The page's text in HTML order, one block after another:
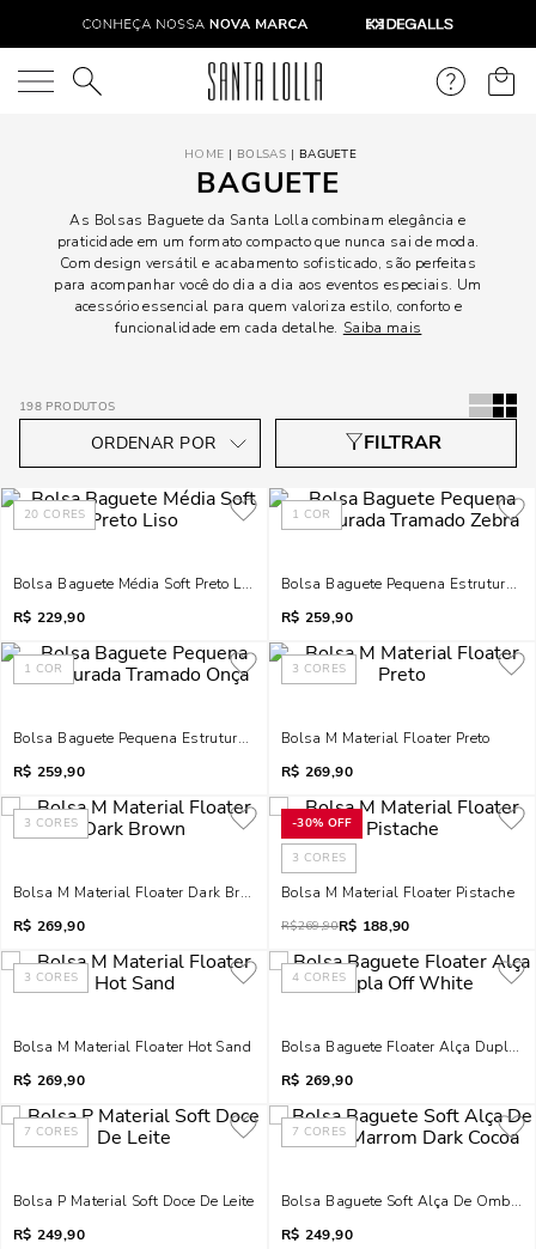
O que você está procurando?
BOLSAS BAGUETE
BAGUETE
As Bolsas Baguete da Santa Lolla combinam elegância e
praticidade em um formato compacto que nunca sai de moda.
Com design versátil e acabamento sofisticado, são perfeitas
para acompanhar você do dia a dia aos eventos especiais. Um
acessório essencial para quem valoriza estilo, conforto e
funcionalidade em cada detalhe. Saiba mais
198 PRODUTOS
20 CORES
Bolsa Baguete Média Soft Preto Liso
R$ 229,90
1 COR
Bolsa Baguete Pequena
R$ 259,90
1 COR
Bolsa Baguete Pequena Estruturada Tramado Onça
R$ 259,90
3 CORES
Bolsa M Material Floater Preto
R$ 269,90
3 CORES
Bolsa M Material Floater Dark Brown
R$ 269,90
-30% OFF
3 CORES
Bolsa M Material Floater Pistache
R$269,90R$ 188,90
3 CORES
Bolsa M Material Floater Hot Sand
R$ 269,90
4 CORES
Bolsa Baguete Floater Alça Dupla
R$ 269,90
7 CORES
Bolsa P Material Soft Doce De Leite
R$ 249,90
7 CORES
Bolsa Baguete Soft Alça De Ombro
R$ 249,90